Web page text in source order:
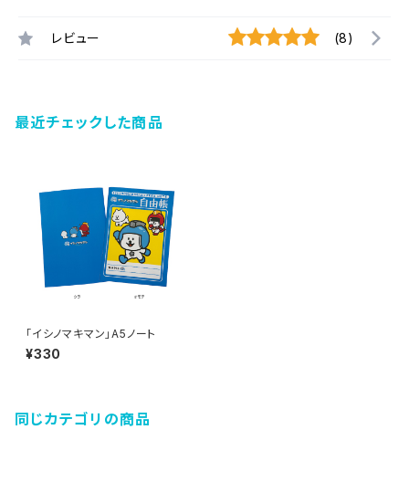
レビュー (8)
最近チェックした商品
「イシノマキマン」A5ノート
¥330
同じカテゴリの商品